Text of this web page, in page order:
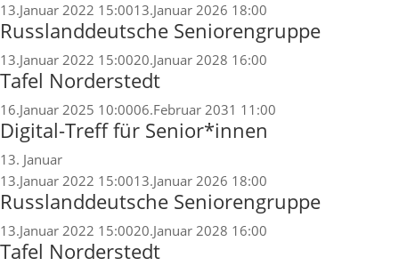
13.Januar 2022 15:0013.Januar 2026 18:00
Russlanddeutsche Seniorengruppe
13.Januar 2022 15:0020.Januar 2028 16:00
Tafel Norderstedt
16.Januar 2025 10:0006.Februar 2031 11:00
Digital-Treff für Senior*innen
13. Januar
13.Januar 2022 15:0013.Januar 2026 18:00
Russlanddeutsche Seniorengruppe
13.Januar 2022 15:0020.Januar 2028 16:00
Tafel Norderstedt